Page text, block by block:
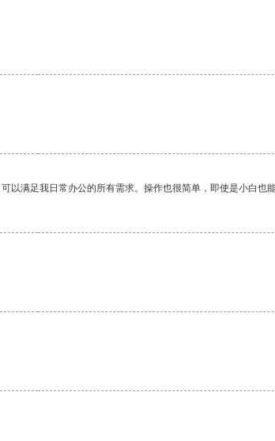
满足我日常办公的所有需求。操作也很简单，即使是小白也能